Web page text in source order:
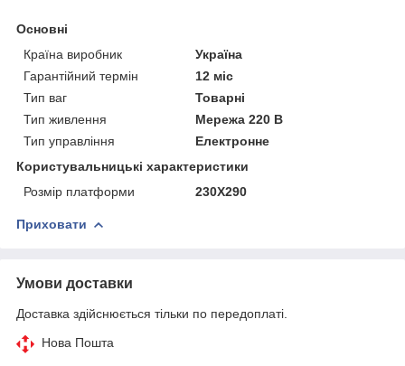
Основні
Країна виробник
Україна
Гарантійний термін
12 міс
Тип ваг
Товарні
Тип живлення
Мережа 220 В
Тип управління
Електронне
Користувальницькі характеристики
Розмір платформи
230Х290
Приховати
Умови доставки
Доставка здійснюється тільки по передоплаті.
Нова Пошта